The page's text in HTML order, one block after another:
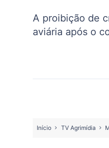
A proibição de
aviária após o
Início TV Agrimídia